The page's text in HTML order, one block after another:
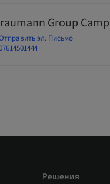
Group
эл. Письмо
Решения